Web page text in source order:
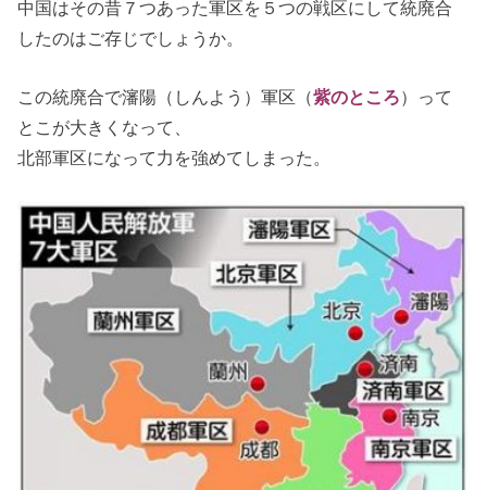
中国はその昔７つあった軍区を５つの戦区にして統廃合
したのはご存じでしょうか。
この統廃合で瀋陽（しんよう）軍区（紫のところ）って
とこが大きくなって、
北部軍区になって力を強めてしまった。